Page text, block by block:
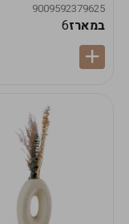
9009592379625
במארז6